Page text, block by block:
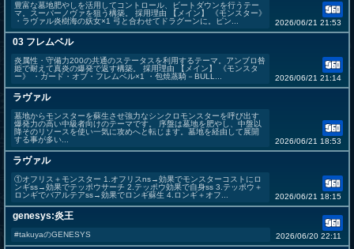
豊富な墓地肥やしを活用してコントロール、ビートダウンを行うテー
マ。スーパーノヴァを狙う構築。 採用理由 【メイン】 《モンスター》
・ラヴァル炎樹海の妖女×1 弓と合わせてドラグーンに。ピン...
2026/06/21 21:53
03 フレムベル
炎属性・守備力200の共通のステータスを利用するテーマ。アンブロ咎
姫で耐えて真炎の爆発で返す構築。 採用理由 【メイン】 《モンスタ
ー》 ・ガード・オブ・フレムベル×1 ・包焼蒸騎－BULL...
2026/06/21 21:14
ラヴァル
墓地からモンスターを蘇生させ強力なシンクロモンスターを呼び出す
爆発力の高い中級者向けのテーマです。 序盤は墓地を肥やし、中盤以
降そのリソースを使い一気に攻めへと転じます。墓地を経由して展開
する事が多い...
2026/06/21 18:53
ラヴァル
①オフリス＋モンスター 1.オフリスns→効果でモンスターコストにロ
ンギss→効果でテッポウサーチ 2.テッポウ効果で自身ss 3.テッポウ＋
ロンギでバアルテアss→効果でロンギ蘇生 4.ロンギ＋オフ...
2026/06/21 18:15
genesys:炎王
#takuyaのGENESYS 2026/06/20 22:11